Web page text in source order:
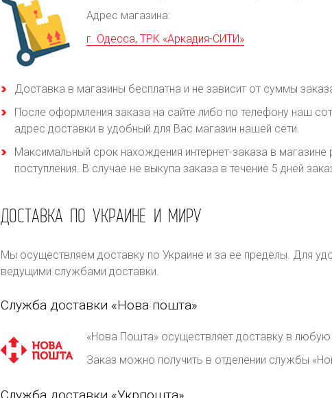
Адрес магазина:
г. Одесса, ТРК «Аркадия-СИТИ»
Доставка в магазины бесплатна и не зависит от суммы
После оформления заказа на сайте либо по телефону наш
адрес доставки в удобный для Вас магазин нашей сети.
Максимальный срок нахождения интернет-заказа в
поступления. В случае не выкупа заказа в течение 5 дней
ДОСТАВКА ПО УКРАИНЕ И МИРУ
Мы осуществляем доставку по Украине и за ее пределы. Для
ведущими службами доставки.
Служба доставки «Нова пошта»
«Нова Пошта» осуществляет доставку в любую
Заказ можно получить в отделении службы